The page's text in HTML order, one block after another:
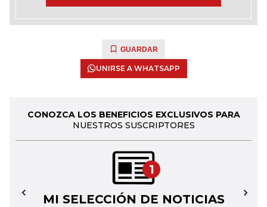
GUARDAR
UNIRSE A WHATSAPP
CONOZCA LOS BENEFICIOS EXCLUSIVOS PARA
NUESTROS SUSCRIPTORES
1
MI SELECCIÓN DE NOTICIAS
← →